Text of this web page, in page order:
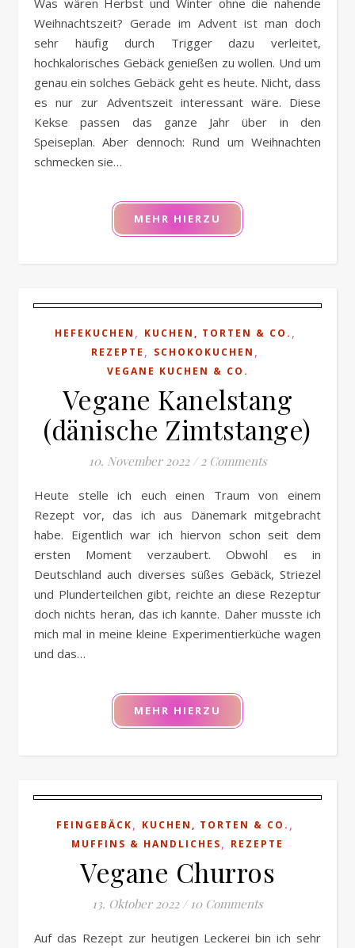
Was wären Herbst und Winter ohne die nahende
Weihnachtszeit? Gerade im Advent ist man doch
sehr häufig durch Trigger dazu verleitet,
hochkalorisches Gebäck genießen zu wollen. Und um
genau ein solches Gebäck geht es heute. Nicht, dass
es nur zur Adventszeit interessant wäre. Diese
Kekse passen das ganze Jahr über in den
Speiseplan. Aber dennoch: Rund um Weihnachten
schmecken sie…
MEHR HIERZU
HEFEKUCHEN , KUCHEN, TORTEN & CO. ,
REZEPTE , SCHOKOKUCHEN ,
VEGANE KUCHEN & CO.
Vegane Kanelstang
(dänische Zimtstange)
10. November 2022 / 2 Comments
Heute stelle ich euch einen Traum von einem
Rezept vor, das ich aus Dänemark mitgebracht
habe. Eigentlich war ich hiervon schon seit dem
ersten Moment verzaubert. Obwohl es in
Deutschland auch diverses süßes Gebäck, Striezel
und Plunderteilchen gibt, reichte an diese Rezeptur
doch nichts heran, das ich kannte. Daher musste ich
mich mal in meine kleine Experimentierküche wagen
und das…
MEHR HIERZU
FEINGEBÄCK, KUCHEN, TORTEN & CO. ,
MUFFINS & HANDLICHES, REZEPTE
Vegane Churros
13. Oktober 2022 / 10 Comments
Auf das Rezept zur heutigen Leckerei bin ich sehr